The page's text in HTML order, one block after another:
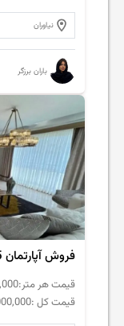
نیاوران
باران برزگر
فروش آپارتمان 115متر نیاوران ویو مشجر
قیمت هر متر:
قیمت کل :